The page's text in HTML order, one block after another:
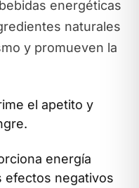
energéticas
naturales
y promueven la
el apetito y
energía
efectos negativos